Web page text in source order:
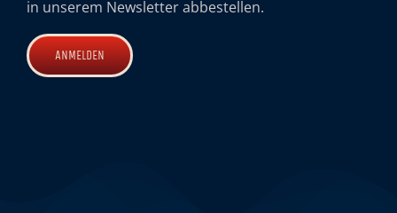
in unserem Newsletter abbestellen.